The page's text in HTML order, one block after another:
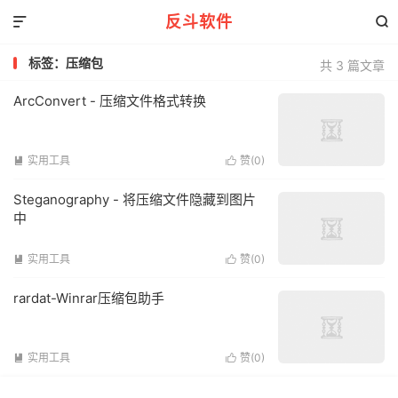
反斗软件 

共 3 篇文章
标签：压缩包
ArcConvert - 压缩文件格式转换
 赞(0)
 实用工具
Steganography - 将压缩文件隐藏到图片
中
 赞(0)
 实用工具
rardat-Winrar压缩包助手
 赞(0)
 实用工具